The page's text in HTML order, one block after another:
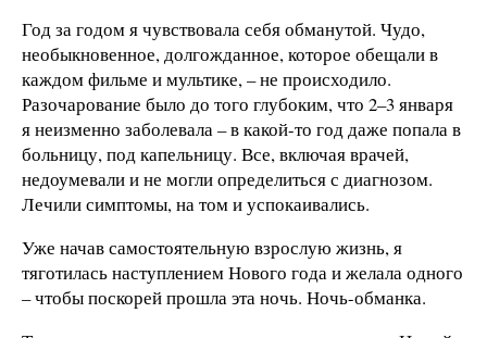
Год за годом я чувствовала себя обманутой. Чудо,
необыкновенное, долгожданное, которое обещали в
каждом фильме и мультике, – не происходило.
Разочарование было до того глубоким, что 2–3 января
я неизменно заболевала – в какой-то год даже попала в
больницу, под капельницу. Все, включая врачей,
недоумевали и не могли определиться с диагнозом.
Лечили симптомы, на том и успокаивались.
Уже начав самостоятельную взрослую жизнь, я
тяготилась наступлением Нового года и желала одного
– чтобы поскорей прошла эта ночь. Ночь-обманка.